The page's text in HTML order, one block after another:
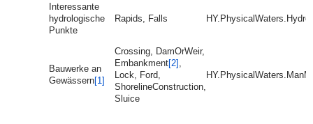
Interessante
hydrologische
Punkte
Rapids, Falls
Bauwerke an
Gewässern[1]
Crossing, DamOrWeir,
Embankment[2]
Lock, Ford,
ShorelineConstruction,
Sluice